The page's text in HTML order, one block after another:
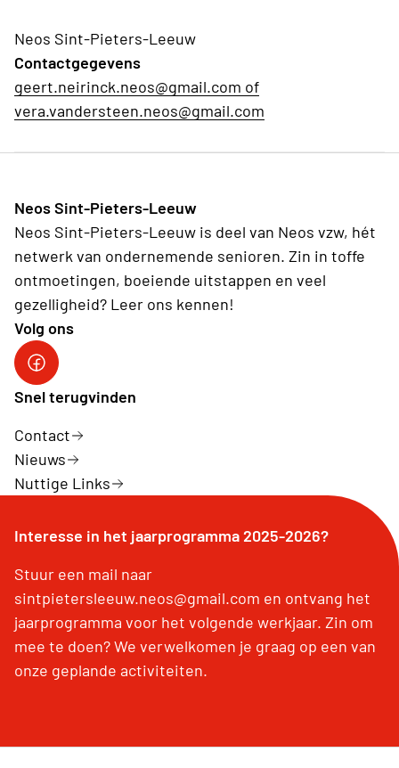
Neos Sint-Pieters-Leeuw
Contactgegevens
geert.neirinck.neos@gmail.com of
vera.vandersteen.neos@gmail.com
Neos Sint-Pieters-Leeuw
Neos Sint-Pieters-Leeuw is deel van Neos vzw, hét
netwerk van ondernemende senioren. Zin in toffe
ontmoetingen, boeiende uitstappen en veel
gezelligheid? Leer ons kennen!
Volg ons
Facebook
Snel terugvinden
Contact
Nieuws
Nuttige Links
Interesse in het jaarprogramma 2025-2026?
Stuur een mail naar
sintpietersleeuw.neos@gmail.com en ontvang het
jaarprogramma voor het volgende werkjaar. Zin om
mee te doen? We verwelkomen je graag op een van
onze geplande activiteiten.